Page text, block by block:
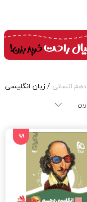
دهم انسانی / زبان انگلیسی